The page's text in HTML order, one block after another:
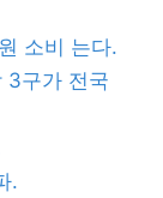
소비 는다.
3구가 전국
.